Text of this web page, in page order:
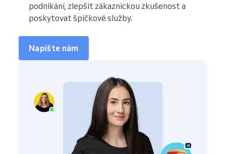
podnikání, zlepšit zákaznickou zkušenost a
poskytovat špičkové služby.
Napište nám